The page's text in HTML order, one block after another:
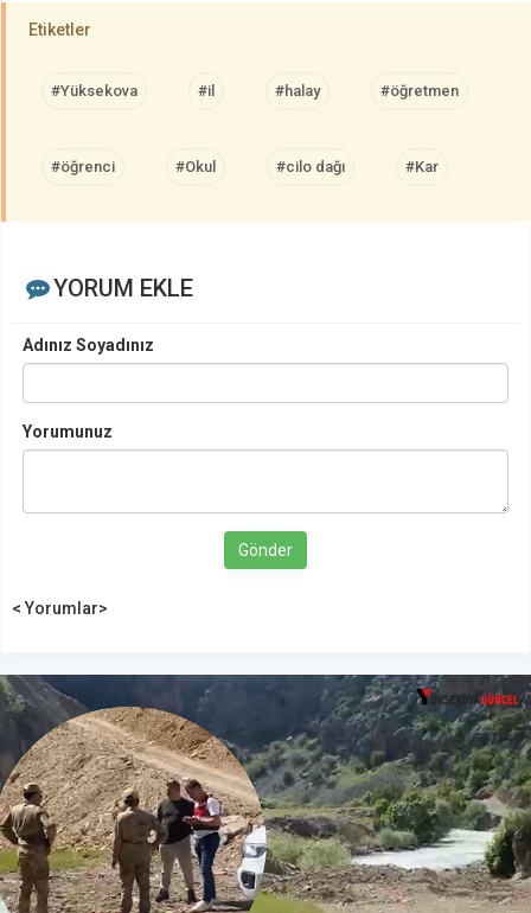
Etiketler
#Yüksekova #il #halay #öğretmen
#öğrenci #Okul #cilo dağı #Kar
YORUM EKLE
Adınız Soyadınız
Yorumunuz
Gönder
< Yorumlar>